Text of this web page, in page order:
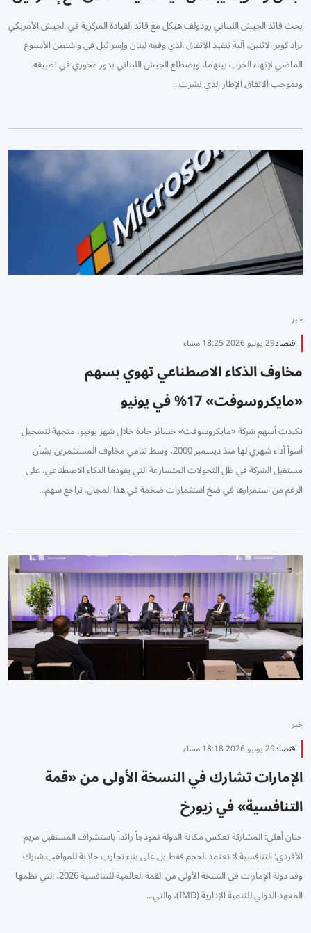
بحث قائد الجيش اللبناني رودولف هيكل مع قائد القيادة المركزية في الجيش الأمريكي
براد كوبر الاثنين، آلية تنفيذ الاتفاق الذي وقعه لبنان وإسرائيل في واشنطن الأسبوع
الماضي لإنهاء الحرب بينهما، ويضطلع الجيش اللبناني بدور محوري في تطبيقه.
وبموجب الاتفاق الإطار الذي نشرت...
خبر
اقتصاد29 يونيو 2026 18:25 مساء
مخاوف الذكاء الاصطناعي تهوي بسهم
«مايكروسوفت» 17% في يونيو
تكبدت أسهم شركة «مايكروسوفت» خسائر حادة خلال شهر يونيو، متجهة لتسجيل
أسوأ أداء شهري لها منذ ديسمبر 2000، وسط تنامي مخاوف المستثمرين بشأن
مستقبل الشركة في ظل التحولات المتسارعة التي يقودها الذكاء الاصطناعي، على
الرغم من استمرارها في ضخ استثمارات ضخمة في هذا المجال. تراجع سهم...
خبر
اقتصاد29 يونيو 2026 18:18 مساء
الإمارات تشارك في النسخة الأولى من «قمة
التنافسية» في زيورخ
حنان أهلي: المشاركة تعكس مكانة الدولة نموذجاً رائداً باستشراف المستقبل مريم
الأفردي: التنافسية لا تعتمد الحجم فقط بل على بناء تجارب جاذبة للمواهب شارك
وفد دولة الإمارات في النسخة الأولى من القمة العالمية للتنافسية 2026، التي نظمها
المعهد الدولي للتنمية الإدارية (IMD)، والتي...